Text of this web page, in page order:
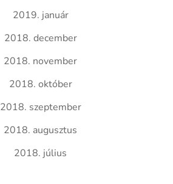
2019. január
2018. december
2018. november
2018. október
2018. szeptember
2018. augusztus
2018. július